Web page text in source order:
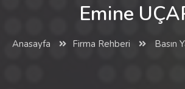
Emine
Anasayfa Firma Rehberi Basın